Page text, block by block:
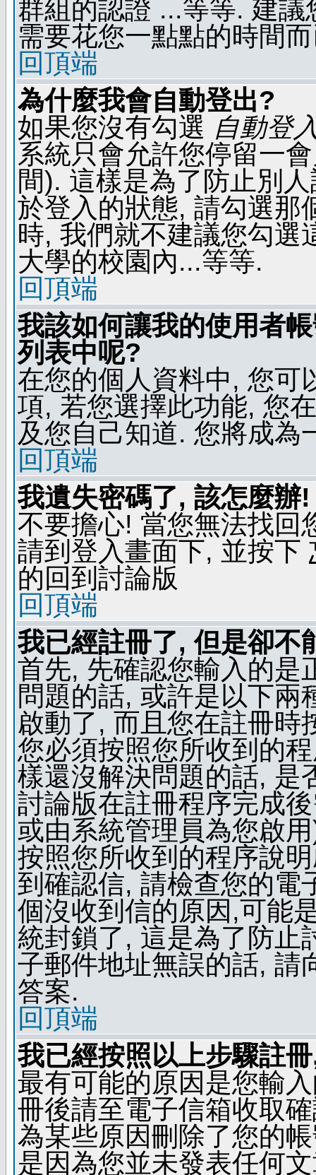
群組的認證 ...等等. 建
需要花您一點點的時間
回頂端
為什麼我會自動登出?
如果您沒有勾選 自動登
系統只會允許您停留一
間). 這樣是為了防止別
於登入的狀態, 請勾選那
時, 我們就不建議您勾選
大學的校園內...等等.
回頂端
我該如何讓我的使用者
列表中呢?
在您的個人資料中, 您可
項, 若您選擇此功能, 您
及您自己知道. 您將成為
回頂端
我遺失密碼了, 該怎麼辦!
不要擔心! 當您無法找回
請到登入畫面下, 並按下
的回到討論版
回頂端
我已經註冊了, 但是卻不
首先, 先確認您輸入的是
問題的話, 或許是以下兩
啟動了, 而且您在註冊時
您必須按照您所收到的
樣還沒解決問題的話, 是
討論版在註冊程序完成
或由系統管理員為您啟
按照您所收到的程序說
到確認信, 請檢查您的電
個沒收到信的原因,可能
統封鎖了, 這是為了防止
子郵件地址無誤的話, 請
答案.
回頂端
我已經按照以上步驟註
最有可能的原因是您輸
冊後請至電子信箱收取
為某些原因刪除了您的
是因為您並未發表任何